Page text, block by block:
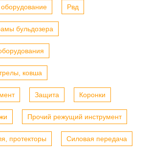
Рвд
бульдозера
ковша
Защита Коронки
Прочий режущий инструмент
протекторы Силовая передача